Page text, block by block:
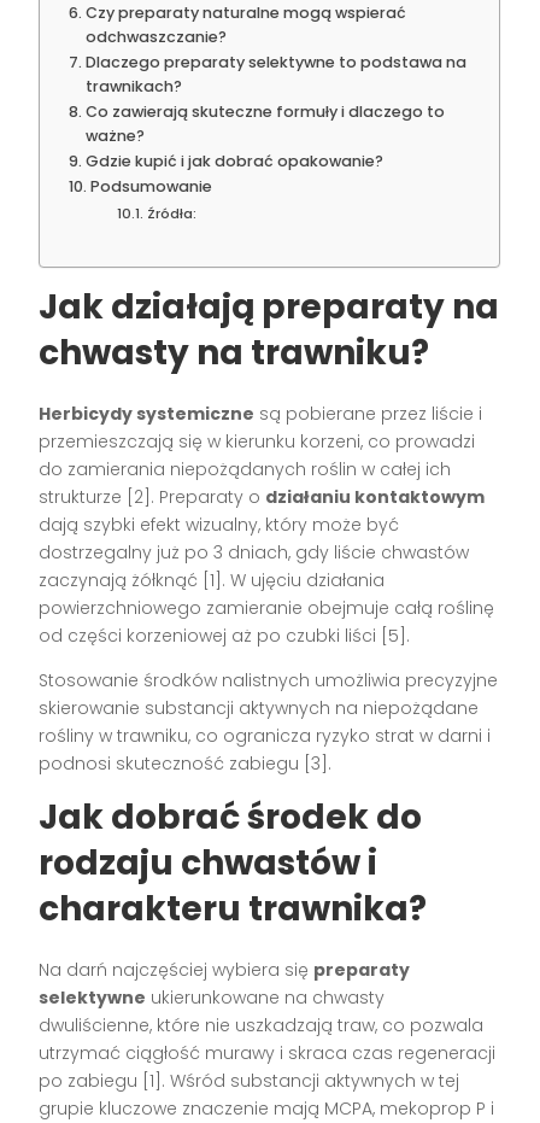
Czy preparaty naturalne mogą wspierać
odchwaszczanie?
Dlaczego preparaty selektywne to podstawa na
trawnikach?
Co zawierają skuteczne formuły i dlaczego to
ważne?
Gdzie kupić i jak dobrać opakowanie?
Podsumowanie
Źródła:
Jak działają preparaty na
chwasty na trawniku?
Herbicydy systemiczne są pobierane przez liście i
przemieszczają się w kierunku korzeni, co prowadzi
do zamierania niepożądanych roślin w całej ich
strukturze [2]. Preparaty o działaniu kontaktowym
dają szybki efekt wizualny, który może być
dostrzegalny już po 3 dniach, gdy liście chwastów
zaczynają żółknąć [1]. W ujęciu działania
powierzchniowego zamieranie obejmuje całą roślinę
od części korzeniowej aż po czubki liści [5].
Stosowanie środków nalistnych umożliwia precyzyjne
skierowanie substancji aktywnych na niepożądane
rośliny w trawniku, co ogranicza ryzyko strat w darni i
podnosi skuteczność zabiegu [3].
Jak dobrać środek do
rodzaju chwastów i
charakteru trawnika?
Na darń najczęściej wybiera się preparaty
selektywne ukierunkowane na chwasty
dwuliścienne, które nie uszkadzają traw, co pozwala
utrzymać ciągłość murawy i skraca czas regeneracji
po zabiegu [1]. Wśród substancji aktywnych w tej
grupie kluczowe znaczenie mają MCPA, mekoprop P i